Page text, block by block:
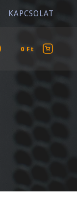
KAPCSOLAT
0 Ft